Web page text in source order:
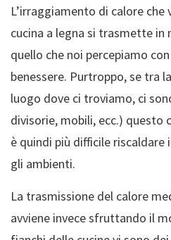
L’irraggiamento di calore che
cucina a legna si trasmette
quello che noi percepiamo
benessere. Purtroppo, se tra
luogo dove ci troviamo, ci
divisorie, mobili, ecc.) questo
è quindi più difficile
gli ambienti.
La trasmissione del calore
avviene invece sfruttando il